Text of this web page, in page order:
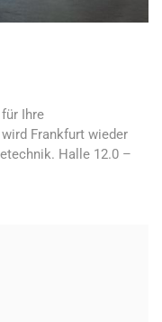
Ihre
Frankfurt wieder
Halle 12.0 –